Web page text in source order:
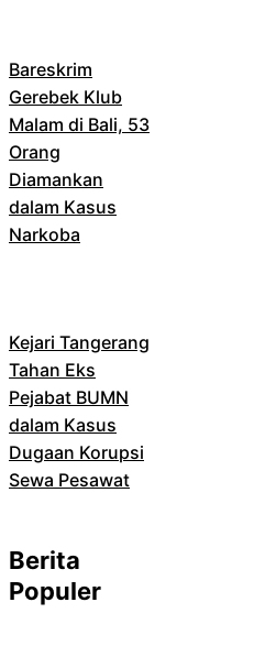
Bareskrim
Gerebek Klub
Malam di Bali, 53
Orang
Diamankan
dalam Kasus
Narkoba
Kejari Tangerang
Tahan Eks
Pejabat BUMN
dalam Kasus
Dugaan Korupsi
Sewa Pesawat
Berita
Populer